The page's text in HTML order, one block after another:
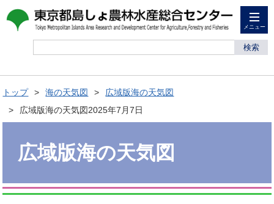
メニュー
検索
トップ 海の天気図
広域版海の天気図
広域版海の天気図2025年7月7日
広域版海の天気図